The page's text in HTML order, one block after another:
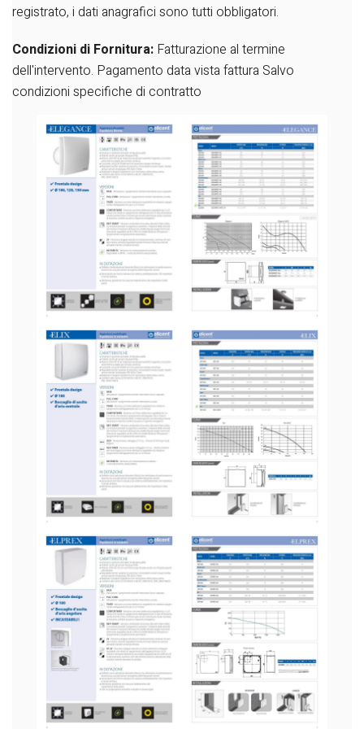
registrato, i dati anagrafici sono tutti obbligatori.
Condizioni di Fornitura: Fatturazione al termine
dell'intervento. Pagamento data vista fattura Salvo
condizioni specifiche di contratto